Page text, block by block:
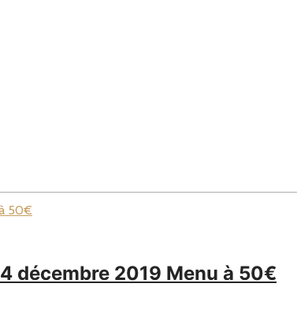
décembre 2019 Menu à 50€